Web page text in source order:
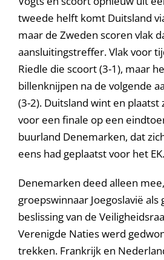
tweede helft komt Duitsland
maar de Zweden scoren vlak
aansluitingstreffer. Vlak voor
Riedle die scoort (3-1), maar
billenknijpen na de volgende
(3-2). Duitsland wint en plaatst
voor een finale op een
buurland Denemarken, dat
eens had geplaatst voor het EK.
Denemarken deed alleen
groepswinnaar Joegoslavië als
beslissing van de
Verenigde Naties werd
trekken. Frankrijk en